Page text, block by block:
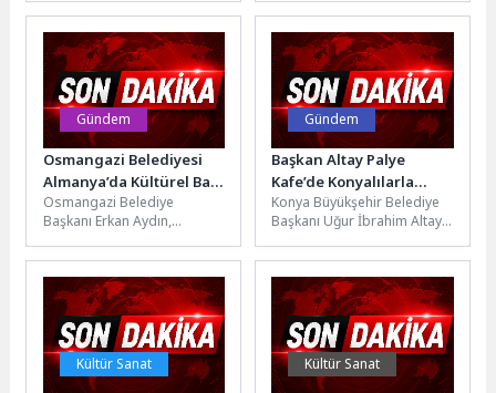
deneyime sahip olan
ve Tüzel...
endeksi, ülkelerin ulusal
para...
Gündem
Osmangazi Belediyesi
Almanya’da Kültürel Bağı
Güçlendiriyor
Osmangazi Belediye
Başkanı Erkan Aydın,
kapsamında 63. Hessentag
Festivali’nde Bursa’nın
kültürel değerlerini
uluslararası...
Gündem
Başkan Altay Palye
Kafe’de Konyalılarla
Buluştu
Konya Büyükşehir Belediye
Başkanı Uğur İbrahim Altay,
düzenlemeleri kapsamında
şehre kazandırılan Palye...
Kültür Sanat Kültür Sanat